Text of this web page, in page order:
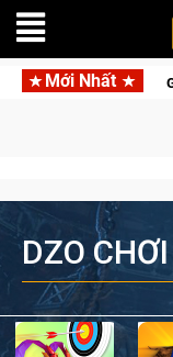
Mới Nhất
Giới Thức Tỉnh, Săn
DZO CHƠI